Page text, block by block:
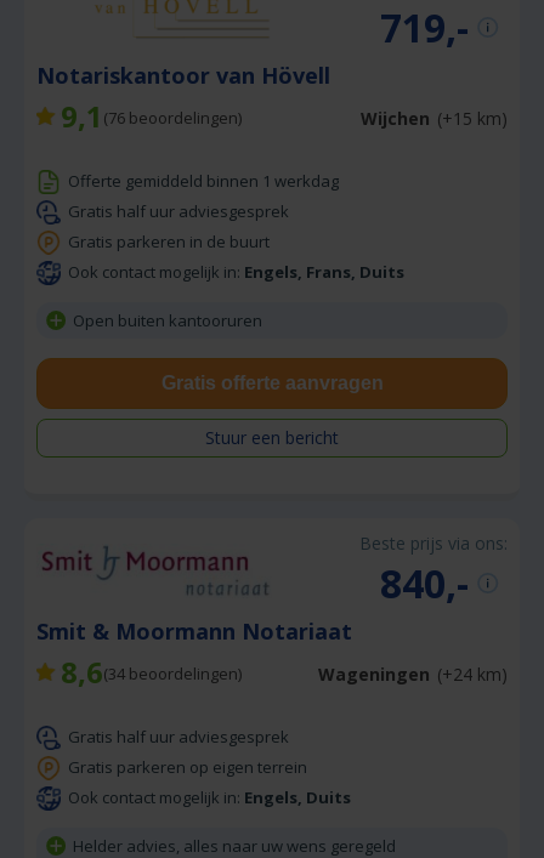
719,-
Notariskantoor van Hövell
9,1 (76 beoordelingen) Wijchen (+15 km)
Offerte gemiddeld binnen 1 werkdag
Gratis half uur adviesgesprek
Gratis parkeren in de buurt
Ook contact mogelijk in: Engels, Frans, Duits
Open buiten kantooruren
Gratis offerte aanvragen
Stuur een bericht
Beste prijs via ons:
840,-
Smit & Moormann Notariaat
8,6(34 beoordelingen) Wageningen (+24 km)
Gratis half uur adviesgesprek
Gratis parkeren op eigen terrein
Ook contact mogelijk in: Engels, Duits
Helder advies, alles naar uw wens geregeld